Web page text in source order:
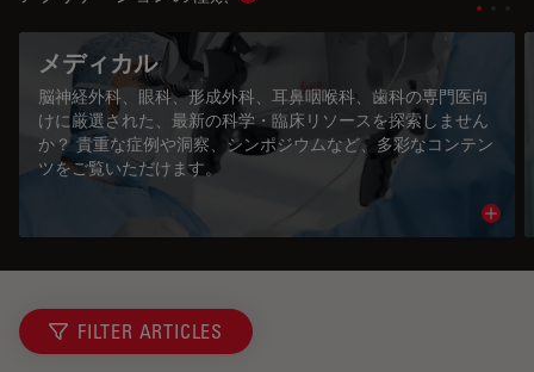
メディカル
脳神経外科、眼科、形成外科、耳鼻咽喉科、歯科の専門医向
けに厳選された、最新の科学・臨床リソースを探索しません
か？ 貴重な症例や洞察、シンポジウムなど、多彩なコンテン
ツをご覧いただけます。
FILTER ARTICLES